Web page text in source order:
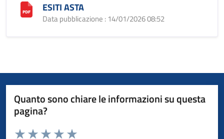
ESITI ASTA
Data pubblicazione : 14/01/2026 08:52
Quanto sono chiare le informazioni su questa
pagina?
Valuta da 1 a 5 stelle la pagina